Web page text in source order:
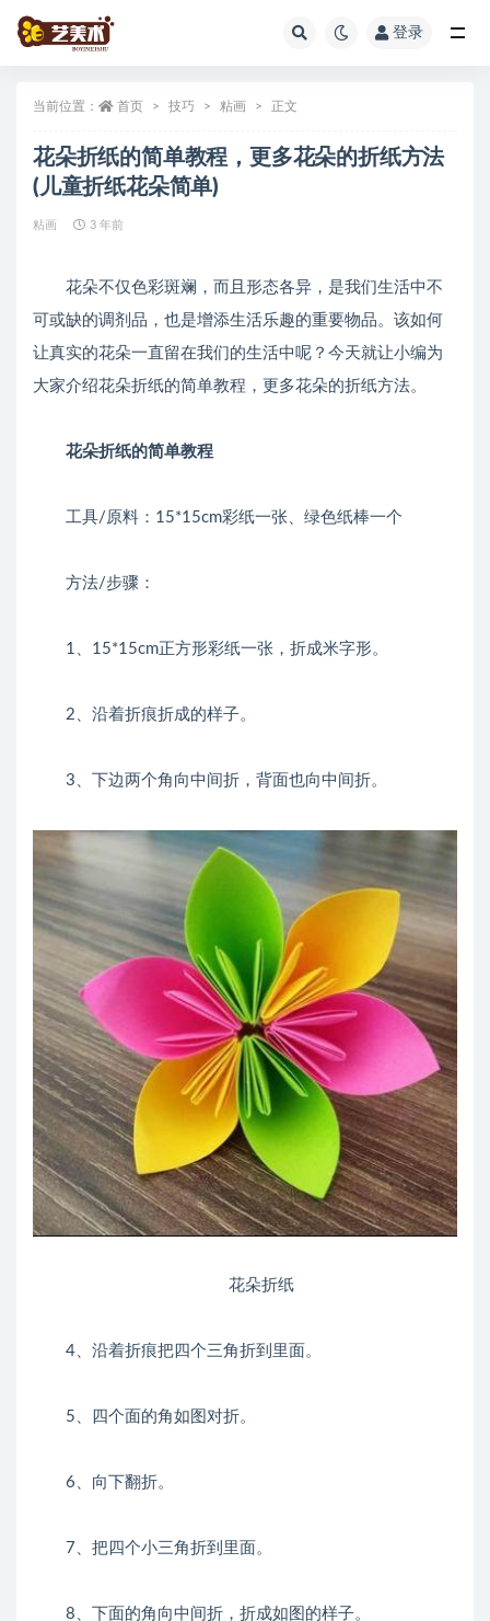
登录
当前位置： 首页 技巧 粘画 正文
花朵折纸的简单教程，更多花朵的折纸方法
(儿童折纸花朵简单)
粘画 3 年前
花朵不仅色彩斑斓，而且形态各异，是我们生活中不
可或缺的调剂品，也是增添生活乐趣的重要物品。该如何
让真实的花朵一直留在我们的生活中呢？今天就让小编为
大家介绍花朵折纸的简单教程，更多花朵的折纸方法。
花朵折纸的简单教程
工具/原料：15*15cm彩纸一张、绿色纸棒一个
方法/步骤：
1、15*15cm正方形彩纸一张，折成米字形。
2、沿着折痕折成的样子。
3、下边两个角向中间折，背面也向中间折。
花朵折纸
4、沿着折痕把四个三角折到里面。
5、四个面的角如图对折。
6、向下翻折。
7、把四个小三角折到里面。
8、下面的角向中间折，折成如图的样子。